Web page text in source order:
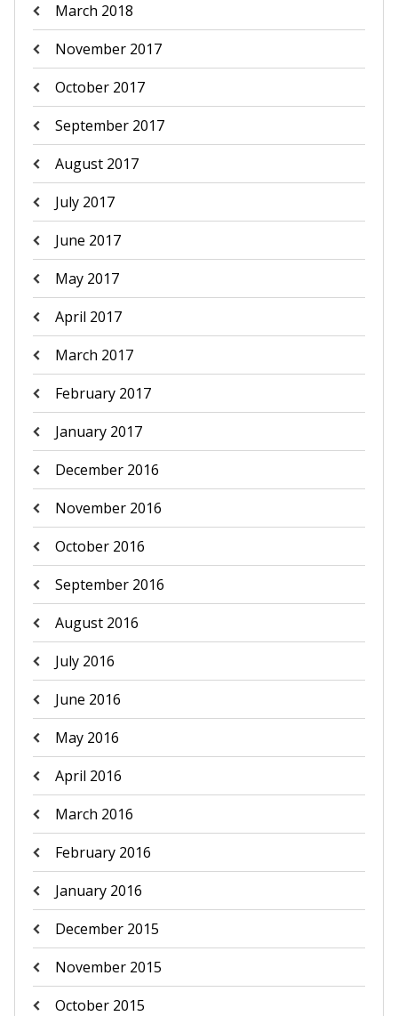
March 2018
November 2017
October 2017
September 2017
August 2017
July 2017
June 2017
May 2017
April 2017
March 2017
February 2017
January 2017
December 2016
November 2016
October 2016
September 2016
August 2016
July 2016
June 2016
May 2016
April 2016
March 2016
February 2016
January 2016
December 2015
November 2015
October 2015